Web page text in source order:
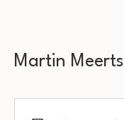
Martin Meerts